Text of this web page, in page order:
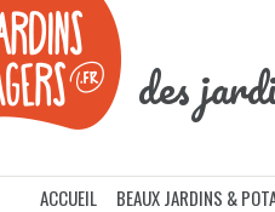
des
ACCUEIL BEAUX JARDINS &